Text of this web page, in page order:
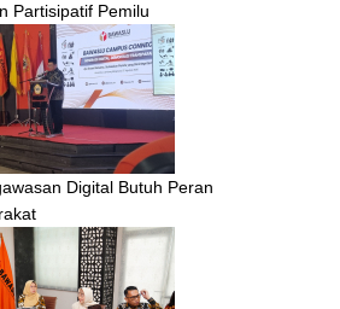
Partisipatif Pemilu
Digital Butuh Peran